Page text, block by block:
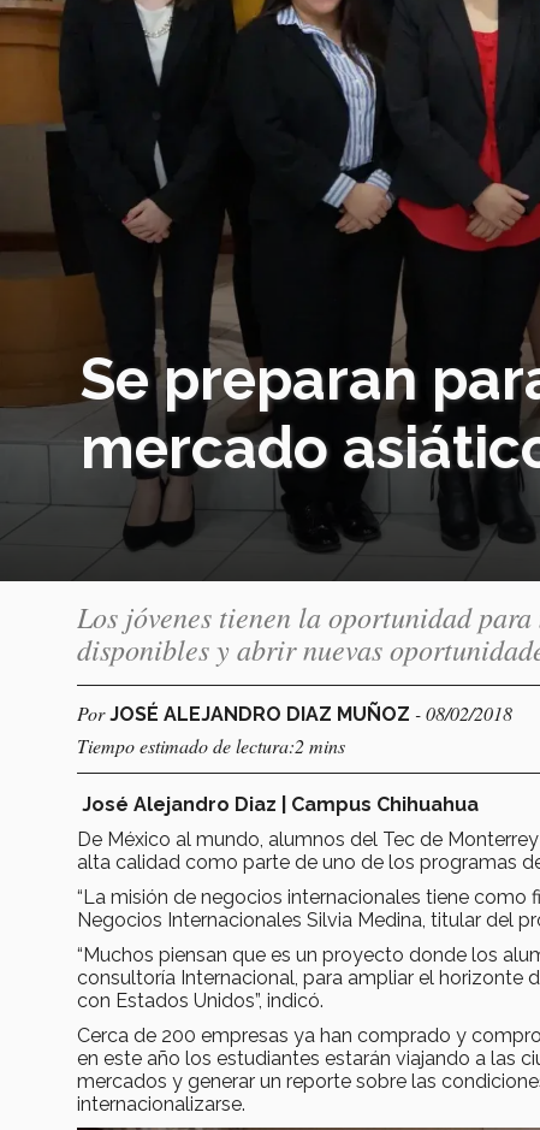
Se preparan
mercado
Los jóvenes tienen la oportunidad
disponibles y abrir nuevas
PorJOSÉ ALEJANDRO DIAZ MUÑOZ - 08/02/2018
Tiempo estimado de lectura:2 mins
José Alejandro Diaz | Campus Chihuahua
De México al mundo, alumnos del Tec de
alta calidad como parte de uno de los programas
“La misión de negocios internacionales tiene
Negocios Internacionales Silvia Medina, titular del
“Muchos piensan que es un proyecto donde los
consultoría Internacional, para ampliar el horizonte
con Estados Unidos”, indicó.
Cerca de 200 empresas ya han comprado y
en este año los estudiantes estarán viajando a las
mercados y generar un reporte sobre las
internacionalizarse.